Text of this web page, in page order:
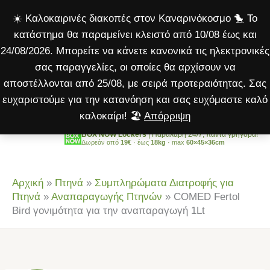
☀️ Καλοκαιρινές διακοπές στον Καναρινόκοσμο 🐤 Το
κατάστημα θα παραμείνει κλειστό από 10/08 έως και
24/08/2026. Μπορείτε να κάνετε κανονικά τις ηλεκτρονικές
σας παραγγελίες, οι οποίες θα αρχίσουν να
αποστέλλονται από 25/08, με σειρά προτεραιότητας. Σας
ευχαριστούμε για την κατανόηση και σας ευχόμαστε καλό
καλοκαίρι! 🏖️ Απόρριψη
στο
περιεχόμενο
BOX NOW Lockers| Παραλαβή 24/7, πάντα γρήγορα!
Δωρεάν από 19€ · έως 18kg · max 60×45×36cm
Αρχική » Πτηνά » Συμπληρώματα Διατροφής για
Πτηνά » Αναπαραγωγής Πτηνών » COMED Fertol
Bird γονιμότητα για την αναπαραγωγή 1Lt